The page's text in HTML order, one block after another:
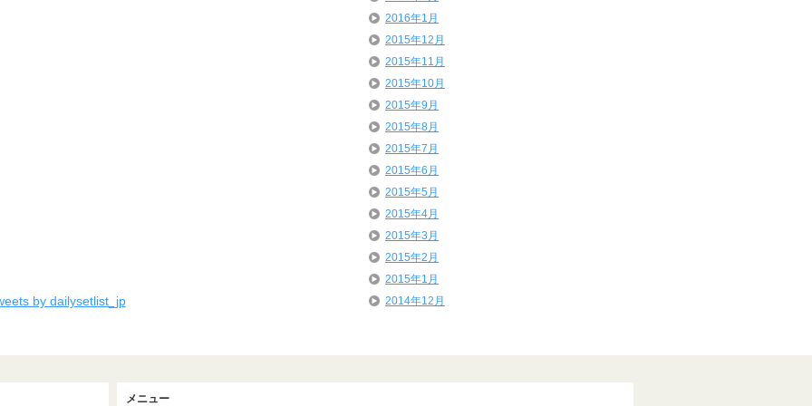
by dailysetlist_jp
2016年1月
2015年12月
2015年11月
2015年10月
2015年9月
2015年8月
2015年7月
2015年6月
2015年5月
2015年4月
2015年3月
2015年2月
2015年1月
2014年12月
メニュー